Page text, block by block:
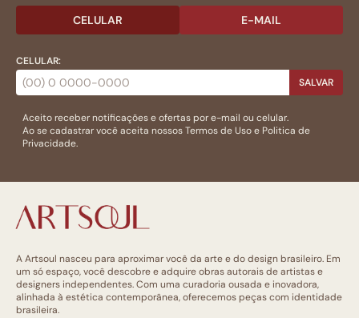
CELULAR E-MAIL
CELULAR:
SALVAR
Aceito receber notificações e ofertas por e-mail ou celular.
Ao se cadastrar você aceita nossosTermos de Usoe Politica de
Privacidade.
A Artsoul nasceu para aproximar você da arte e do design brasileiro. Em
um só espaço, você descobre e adquire obras autorais de artistas e
designers independentes. Com uma curadoria ousada e inovadora,
alinhada à estética contemporânea, oferecemos peças com identidade
brasileira.